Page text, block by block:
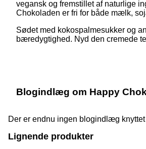
vegansk og fremstillet af naturlige
Chokoladen er fri for både mælk,
Sødet med kokospalmesukker og
bæredygtighed. Nyd den cremede
Blogindlæg om Happy
Der er endnu ingen blogindlæg
Lignende produkter